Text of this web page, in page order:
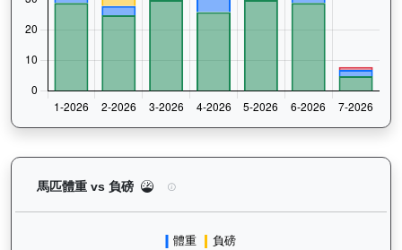
馬匹體重 vs 負磅 電子好好（L119）— 馬匹體重與負磅